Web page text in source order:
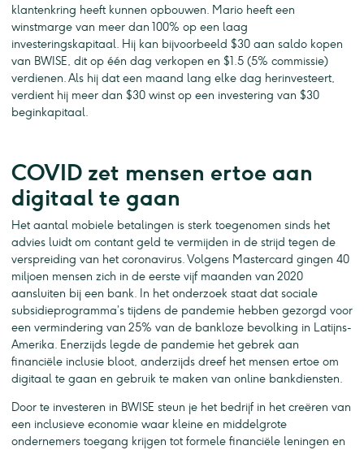
klantenkring heeft kunnen opbouwen. Mario heeft een
winstmarge van meer dan 100% op een laag
investeringskapitaal. Hij kan bijvoorbeeld $30 aan saldo kopen
van BWISE, dit op één dag verkopen en $1.5 (5% commissie)
verdienen. Als hij dat een maand lang elke dag herinvesteert,
verdient hij meer dan $30 winst op een investering van $30
beginkapitaal.
COVID zet mensen ertoe aan
digitaal te gaan
Het aantal mobiele betalingen is sterk toegenomen sinds het
advies luidt om contant geld te vermijden in de strijd tegen de
verspreiding van het coronavirus. Volgens Mastercard gingen 40
miljoen mensen zich in de eerste vijf maanden van 2020
aansluiten bij een bank. In het onderzoek staat dat sociale
subsidieprogramma’s tijdens de pandemie hebben gezorgd voor
een vermindering van 25% van de bankloze bevolking in Latijns-
Amerika. Enerzijds legde de pandemie het gebrek aan
financiële inclusie bloot, anderzijds dreef het mensen ertoe om
digitaal te gaan en gebruik te maken van online bankdiensten.
Door te investeren in BWISE steun je het bedrijf in het creëren van
een inclusieve economie waar kleine en middelgrote
ondernemers toegang krijgen tot formele financiële leningen en